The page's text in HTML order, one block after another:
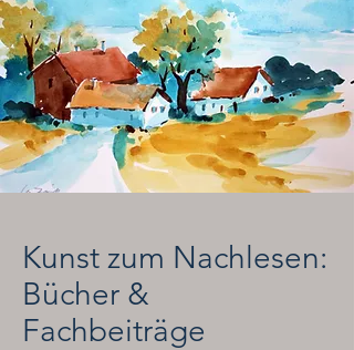
Kunst zum Nachlesen:
Bücher &
Fachbeiträge